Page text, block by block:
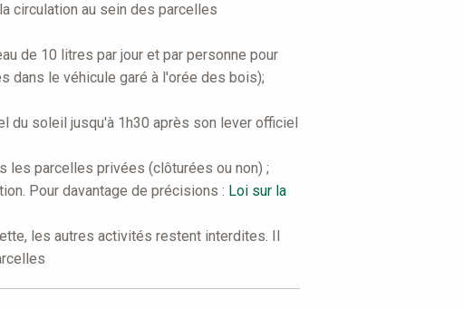
circulation au sein des parcelles
de 10 litres par jour et par personne pour
dans le véhicule garé à l'orée des bois);
du soleil jusqu'à 1h30 après son lever officiel
les parcelles privées (clôturées ou non) ;
Pour davantage de précisions : Loi sur la
les autres activités restent interdites. Il